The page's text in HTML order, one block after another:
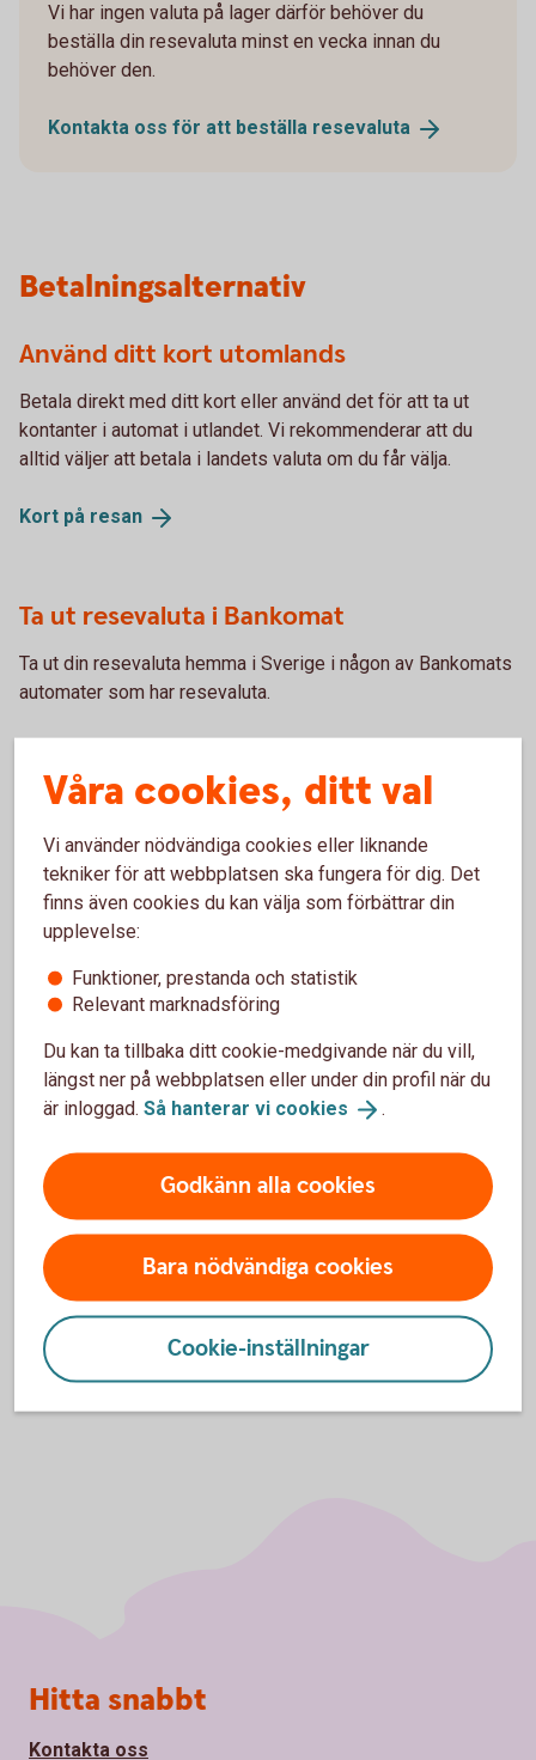
Vi har ingen valuta på lager därför behöver du
beställa din resevaluta minst en vecka innan du
behöver den.
Kontakta oss för att beställa resevaluta
Betalningsalternativ
Använd ditt kort utomlands
Betala direkt med ditt kort eller använd det för att ta ut
kontanter i automat i utlandet. Vi rekommenderar att du
alltid väljer att betala i landets valuta om du får välja.
Kort på resan
Ta ut resevaluta i Bankomat
Ta ut din resevaluta hemma i Sverige i någon av Bankomats
automater som har resevaluta.
(bankomat.se)
Kontanter och bankomater
Gamla sedlar och mynt
Sätta in pengar
Ta ut pengar
Betala utan kontanter
Våra cookies, ditt val
Vi använder nödvändiga cookies eller liknande
tekniker för att webbplatsen ska fungera för dig. Det
finns även cookies du kan välja som förbättrar din
upplevelse:
Funktioner, prestanda och statistik
Relevant marknadsföring
Du kan ta tillbaka ditt cookie-medgivande när du vill,
längst ner på webbplatsen eller under din profil när du
är inloggad. Så hanterar vi cookies .
Godkänn alla cookies
Bara nödvändiga cookies
Cookie-inställningar
Sidfot
Hitta snabbt
Kontakta oss